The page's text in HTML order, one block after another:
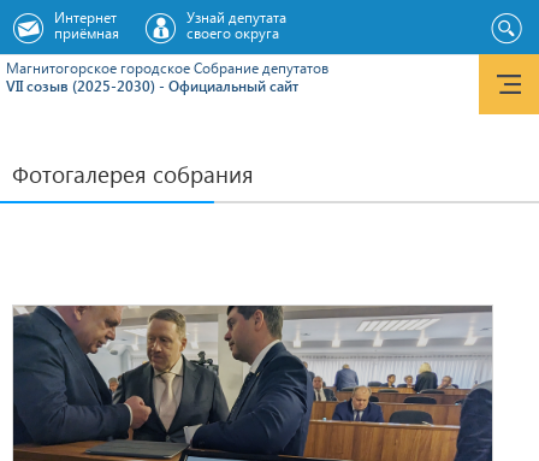
Магнитогорское городское Cобрание депутатов
VII созыв (2025-2030) - Официальный сайт
Интернет
приёмная
Узнай депутата
своего округа
Фотогалерея собрания